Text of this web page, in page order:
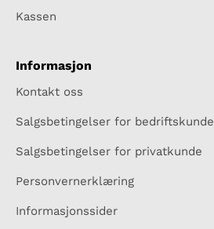
Kassen
Informasjon
Kontakt oss
Salgsbetingelser for bedriftskunde
Salgsbetingelser for privatkunde
Personvernerklæring
Informasjonssider